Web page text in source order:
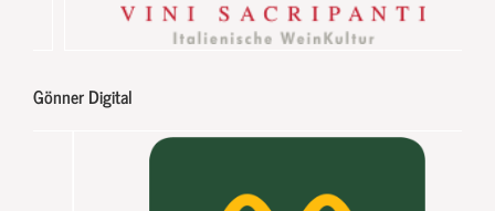
Gönner Digital